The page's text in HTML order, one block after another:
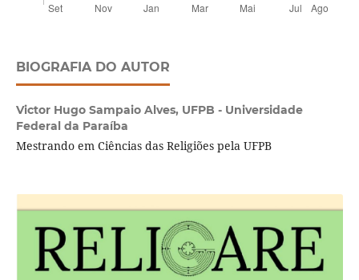
BIOGRAFIA DO AUTOR
Victor Hugo Sampaio Alves, UFPB - Universidade
Federal da Paraíba
Mestrando em Ciências das Religiões pela UFPB